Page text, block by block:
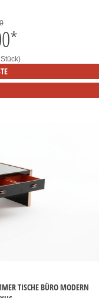
*
TISCHE BÜRO MODERN